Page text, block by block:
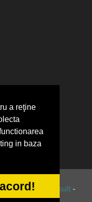
a reţine
in baza
&Tokaido Consult -